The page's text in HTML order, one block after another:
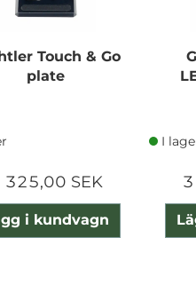
Touch & Go
plate
325,00 SEK
i kundvagn
I